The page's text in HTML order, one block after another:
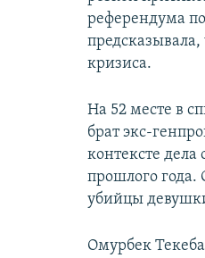
референдума
кризиса.
На 52 месте в
брат экс-
контексте
прошлого года.
убийцы
Омурбек